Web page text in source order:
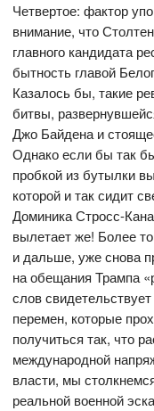
Четвертое: фактор
внимание, что
главного кандидата
бытность главой
Казалось бы, такие
битвы,
Джо Байдена и
Однако если бы так
пробкой из бутылки
которой и так сидит
Доминика Стросс-
вылетает же! Более
и дальше, уже снова
на обещания Трампа
слов
перемен, которые
получиться так, что
международной
власти, мы
реальной военной